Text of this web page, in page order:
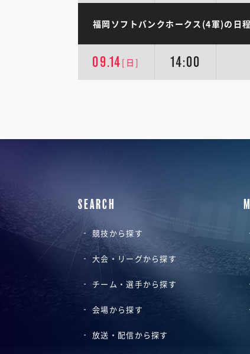
福岡ソフトバンクホークス(4軍)の日程
09.14 [日] 14:00
SEARCH
競技から探す
大会・リーグから探す
チーム・選手から探す
会場から探す
放送・配信から探す